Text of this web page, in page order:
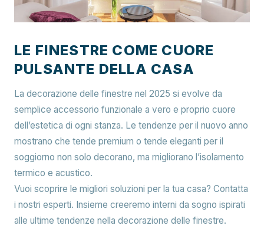
LE FINESTRE COME CUORE
PULSANTE DELLA CASA
La decorazione delle finestre nel 2025 si evolve da
semplice accessorio funzionale a vero e proprio cuore
dell’estetica di ogni stanza. Le tendenze per il nuovo anno
mostrano che tende premium o tende eleganti per il
soggiorno non solo decorano, ma migliorano l’isolamento
termico e acustico.
Vuoi scoprire le migliori soluzioni per la tua casa? Contatta
i nostri esperti. Insieme creeremo interni da sogno ispirati
alle ultime tendenze nella decorazione delle finestre.